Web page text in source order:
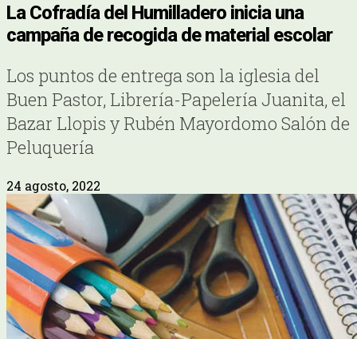
La Cofradía del Humilladero inicia una
campaña de recogida de material escolar
Los puntos de entrega son la iglesia del
Buen Pastor, Librería-Papelería Juanita, el
Bazar Llopis y Rubén Mayordomo Salón de
Peluquería
24 agosto, 2022